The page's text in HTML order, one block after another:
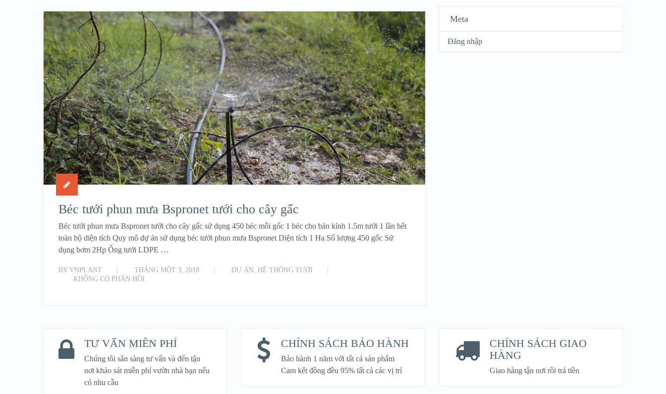
Béc tưới phun mưa Bspronet tưới cho cây gấc
Béc tưới phun mưa Bspronet tưới cho cây gấc sử dụng 450 béc mỗi gốc 1 béc cho bán kính 1.5m tưới 1 lần hết
toàn bộ diện tích Quy mô dự án sử dụng béc tưới phun mưa Bspronet Diện tích 1 Ha Số lượng 450 gốc Sử
dụng bơm 2Hp Ống tưới LDPE …
BYVNPLANT THÁNG MỘT 3, 2018 DỰ ÁN HỆ THỐNG TƯỚI
KHÔNG CÓ PHẢN HỒI
Meta
Đăng nhập
TƯ VẤN MIỄN PHÍ
Chúng tôi sẵn sàng tư vấn và đến tận
nơi khảo sát miễn phí vườn nhà bạn nếu
có nhu cầu
CHÍNH SÁCH BẢO HÀNH
Bảo hành 1 năm với tất cả sản phẩm
Cam kết đồng đều 95% tất cả các vị trí
CHÍNH SÁCH GIAO
HÀNG
Giao hàng tận nơi rồi trả tiền